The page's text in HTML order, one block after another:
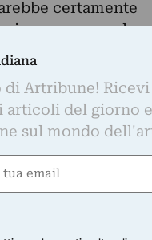
certamente
e monacale
il platonismo e
qualcuno:
l'artista, dato che
mantenere in
il
Orlando si
il pittore e
fenomeni e dei
di un Eros
Artribune!
articoli del giorno
sul mondo